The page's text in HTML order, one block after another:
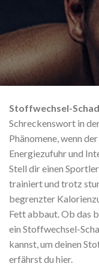
Stoffwechsel-
Schreckenswort in
Phänomene, wenn
Energiezufuhr und
Stell dir einen
trainiert und trotz
begrenzter
Fett abbaut. Ob das
ein Stoffwechsel-
kannst, um deinen
erfährst du hier.